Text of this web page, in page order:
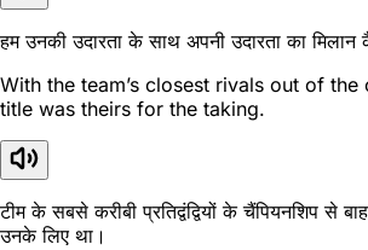
हम उनकी उदारता के साथ अपनी उदारता का
With the team’s closest rivals out of
title was theirs for the taking.
टीम के सबसे करीबी प्रतिद्वंद्वियों के चैंपियनशिप से
उनके लिए था।